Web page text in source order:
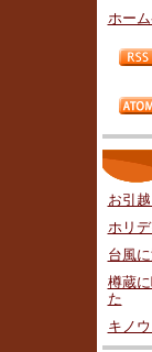
ホー
お引
ホリデ
台風
樽蔵
た
キノ